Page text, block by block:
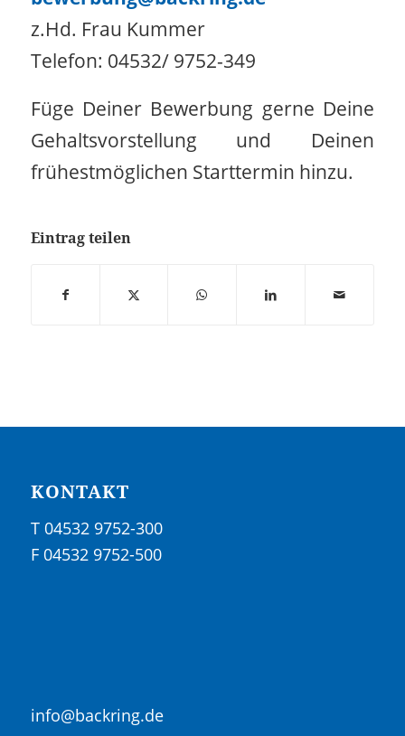
z.Hd. Frau Kummer
Telefon: 04532/ 9752-349
Füge Deiner Bewerbung gerne Deine
Gehaltsvorstellung und Deinen
frühestmöglichen Starttermin hinzu.
Eintrag teilen
KONTAKT
T 04532 9752-300
F 04532 9752-500
info@backring.de